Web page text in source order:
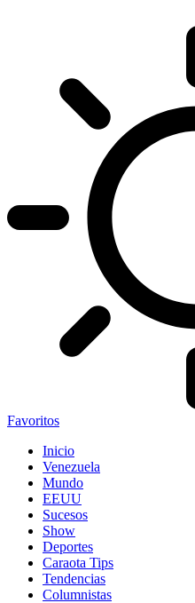
Favoritos
Inicio
Venezuela
Mundo
EEUU
Sucesos
Show
Deportes
Caraota Tips
Tendencias
Columnistas